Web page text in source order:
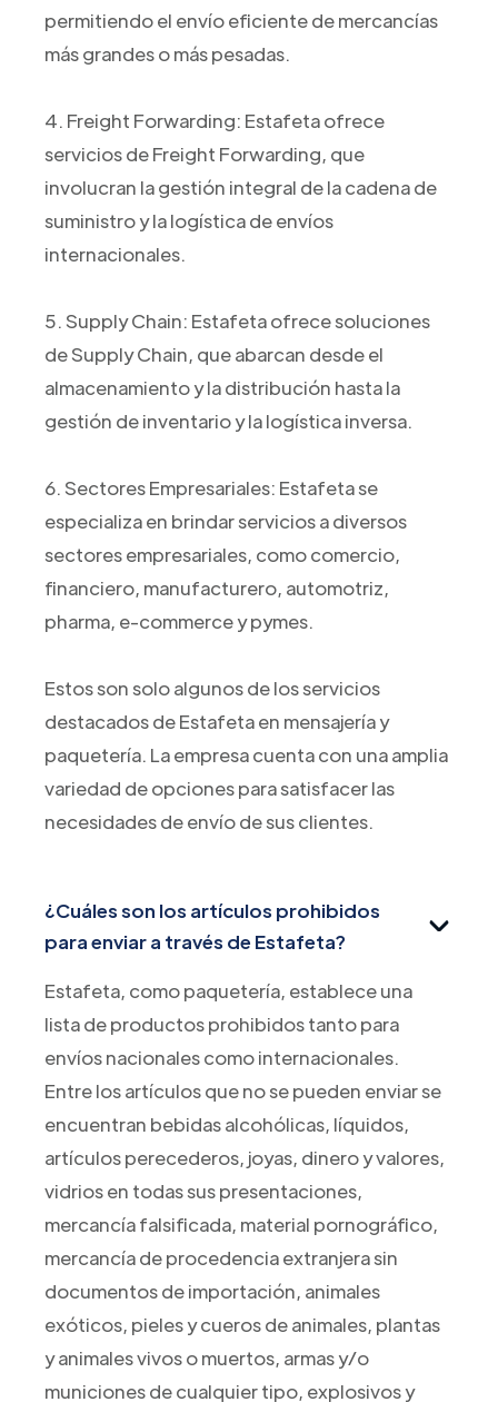
permitiendo el envío eficiente de mercancías
más grandes o más pesadas.
4. Freight Forwarding: Estafeta ofrece
servicios de Freight Forwarding, que
involucran la gestión integral de la cadena de
suministro y la logística de envíos
internacionales.
5. Supply Chain: Estafeta ofrece soluciones
de Supply Chain, que abarcan desde el
almacenamiento y la distribución hasta la
gestión de inventario y la logística inversa.
6. Sectores Empresariales: Estafeta se
especializa en brindar servicios a diversos
sectores empresariales, como comercio,
financiero, manufacturero, automotriz,
pharma, e-commerce y pymes.
Estos son solo algunos de los servicios
destacados de Estafeta en mensajería y
paquetería. La empresa cuenta con una amplia
variedad de opciones para satisfacer las
necesidades de envío de sus clientes.
¿Cuáles son los artículos prohibidos
para enviar a través de Estafeta?
Estafeta, como paquetería, establece una
lista de productos prohibidos tanto para
envíos nacionales como internacionales.
Entre los artículos que no se pueden enviar se
encuentran bebidas alcohólicas, líquidos,
artículos perecederos, joyas, dinero y valores,
vidrios en todas sus presentaciones,
mercancía falsificada, material pornográfico,
mercancía de procedencia extranjera sin
documentos de importación, animales
exóticos, pieles y cueros de animales, plantas
y animales vivos o muertos, armas y/o
municiones de cualquier tipo, explosivos y